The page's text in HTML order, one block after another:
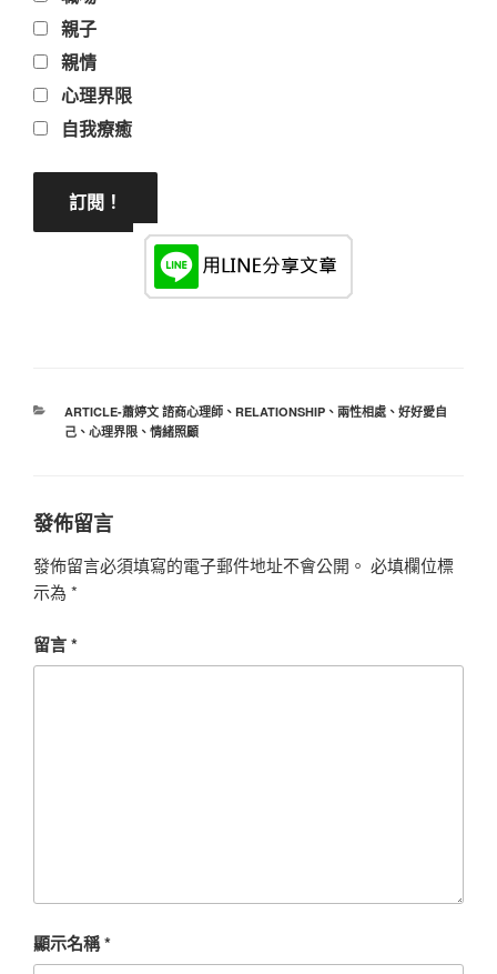
親子
親情
心理界限
自我療癒
分
類
ARTICLE-蕭婷文 諮商心理師、 RELATIONSHIP、 兩性相處、 好好愛自
己、 心理界限、 情緒照顧
發佈留言
發佈留言必須填寫的電子郵件地址不會公開。 必填欄位標
示為 *
留言*
顯示名稱*